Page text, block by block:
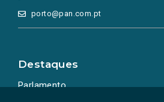
porto@pan.com.pt
Destaques
Parlamento